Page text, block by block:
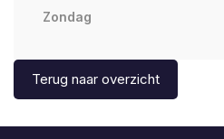
Zondag
Terug naar overzicht